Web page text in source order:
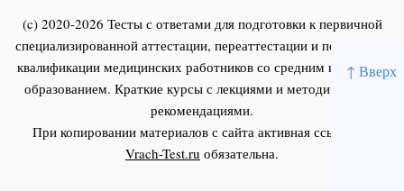
↑ Вверх
(c) 2020-2026 Тесты с ответами для подготовки к первичной
специализированной аттестации, переаттестации и повышения
квалификации медицинских работников со средним и высшим
образованием. Краткие курсы с лекциями и методическими
рекомендациями.
При копировании материалов с сайта активная ссылка на
Vrach-Test.ru обязательна.